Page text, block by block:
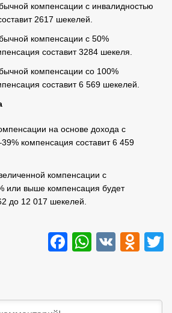
компенсации с инвалидностью
2617 шекелей.
компенсации с 50%
составит 3284 шекеля.
компенсации со 100%
составит 6 569 шекелей.
на основе дохода с
компенсация составит 6 459
компенсации с
или выше компенсация будет
до 12 017 шекелей.
Facebook
VK